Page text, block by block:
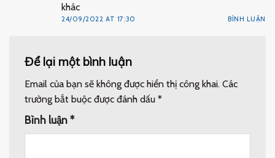
khác
24/09/2022 AT 17:30 BÌNH LUẬN
Để lại một bình luận
Email của bạn sẽ không được hiển thị công khai. Các
trường bắt buộc được đánh dấu *
Bình luận*